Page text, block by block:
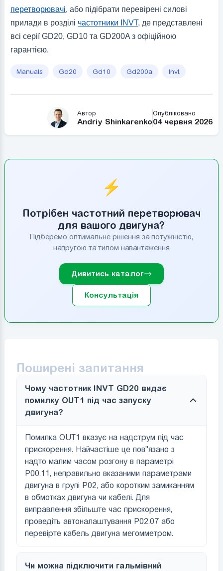
перетворювачі, або підібрати перевірені силові
прилади в розділі частотники INVT, де представлені
всі серії GD20, GD10 та GD200A з офіційною
гарантією.
Manuals Gd20 Gd10 Gd200a Invt
Автор
Andriy Shinkarenko
Опубліковано
04 червня 2026
⚡
Потрібен частотний перетворювач
для вашого двигуна?
Підберемо оптимальне рішення за потужністю,
напругою та типом навантаження
Дивитись каталог
Консультація
Поширені запитання
Чому частотник INVT GD20 видає
помилку OUT1 під час запуску
двигуна?
Помилка OUT1 вказує на надструм під час
прискорення. Найчастіше це пов''язано з
надто малим часом розгону в параметрі
P00.11, неправильно вказаними параметрами
двигуна в групі P02, або коротким замиканням
в обмотках двигуна чи кабелі. Для
виправлення збільште час прискорення,
проведіть автоналаштування P02.07 або
перевірте кабель двигуна мегомметром.
Чи можна підключити гальмівний